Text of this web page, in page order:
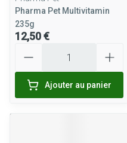
Pharma Pet Multivitamin
235g
12,50 €
Ajouter au panier